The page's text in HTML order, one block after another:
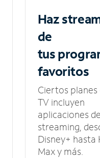
Haz
de
tus
favoritos
Ciertos planes
TV incluyen
aplicaciones
streaming,
Disney+ hasta
Max y más.